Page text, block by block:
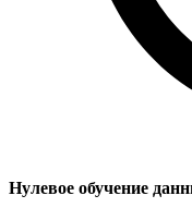
Нулевое обучение